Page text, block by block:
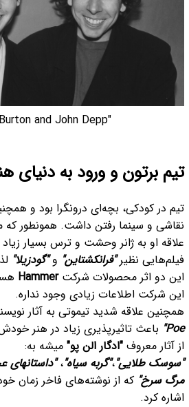
​​​​​​"Tim Burton and John Depp"​​​​​
تیم برتون و ورود به دنیای
تیم در کودکی، بچه‌ای درونگرا بود و
نقاشی و سینما رفتن داشت. همونطور
علاقه او به ژانر وحشت و ترس بسیار
فیلم‌هایی نظیر"فرانکشتاین" و"گودزیلا"
این دو اثر محصولات شرکتHammer
این شرکت اطلاعات زیادی وجود نداره.
همچنین علاقه شدید تیموتی به آثار
Poe" باعث تاثیرپذیری زیاد در هنر
از آثار معروف "ادگار الن پو"میشه به:
"سوسک طلایی"،"گربه سیاه"،
مرگ سرخ" که از نوشته‌های فاخر زمان
اشاره کرد.